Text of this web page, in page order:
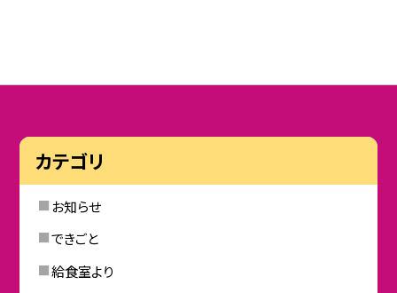
カテゴリ
お知らせ
できごと
給食室より